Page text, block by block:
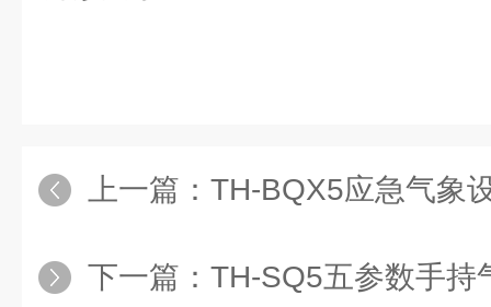
上一篇： TH-BQX5应急气象
下一篇： TH-SQ5五参数手持